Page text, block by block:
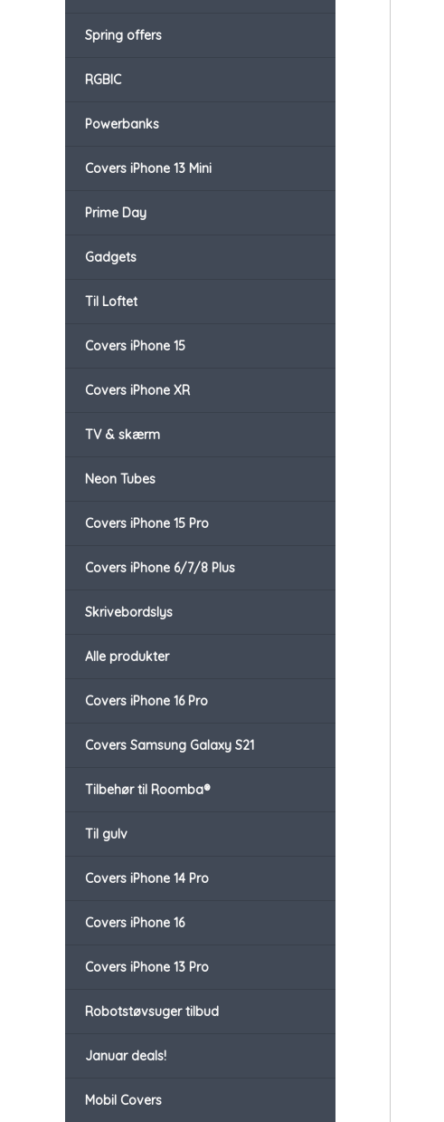
Spring offers
RGBIC
Powerbanks
Covers iPhone 13 Mini
Prime Day
Gadgets
Til Loftet
Covers iPhone 15
Covers iPhone XR
TV & skærm
Neon Tubes
Covers iPhone 15 Pro
Covers iPhone 6/7/8 Plus
Skrivebordslys
Alle produkter
Covers iPhone 16 Pro
Covers Samsung Galaxy S21
Tilbehør til Roomba®
Til gulv
Covers iPhone 14 Pro
Covers iPhone 16
Covers iPhone 13 Pro
Robotstøvsuger tilbud
Januar deals!
Mobil Covers